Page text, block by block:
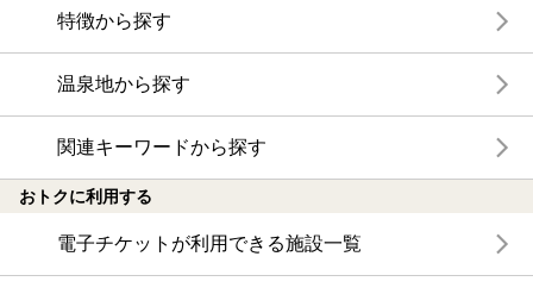
特徴から探す
温泉地から探す
関連キーワードから探す
おトクに利用する
電子チケットが利用できる施設一覧